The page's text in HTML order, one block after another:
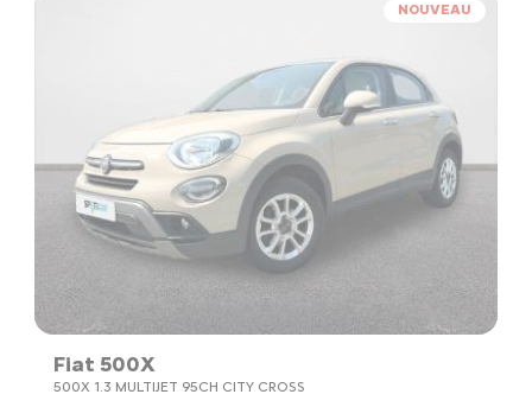
NOUVEAU
Fiat 500X
500X 1.3 MULTIJET 95CH CITY CROSS